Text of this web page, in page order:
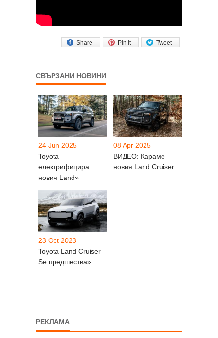
Tweet
Pin it
Share
СВЪРЗАНИ НОВИНИ
24 Jun 2025
Toyota
електрифицира
новия Land»
08 Apr 2025
ВИДЕО: Караме
новия Land Cruiser
23 Oct 2023
Toyota Land Cruiser
Se предшества»
РЕКЛАМА